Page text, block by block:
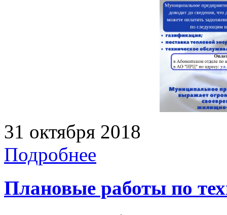
31 октября 2018
Подробнее
Плановые работы по